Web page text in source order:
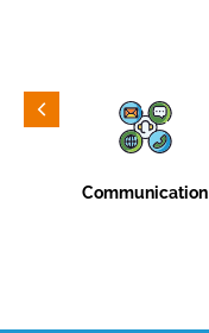
Communication